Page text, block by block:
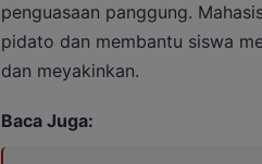
penguasaan panggung.
pidato dan membantu siswa
dan meyakinkan.
Baca Juga: